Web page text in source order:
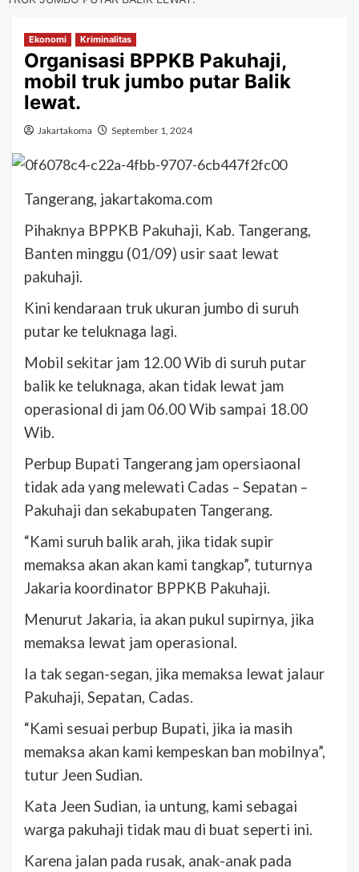
Ekonomi Kriminalitas
Organisasi BPPKB Pakuhaji,
mobil truk jumbo putar Balik
lewat.
Jakartakoma September 1, 2024
Tangerang, jakartakoma.com
Pihaknya BPPKB Pakuhaji, Kab. Tangerang,
Banten minggu (01/09) usir saat lewat
pakuhaji.
Kini kendaraan truk ukuran jumbo di suruh
putar ke teluknaga lagi.
Mobil sekitar jam 12.00 Wib di suruh putar
balik ke teluknaga, akan tidak lewat jam
operasional di jam 06.00 Wib sampai 18.00
Wib.
Perbup Bupati Tangerang jam opersiaonal
tidak ada yang melewati Cadas – Sepatan –
Pakuhaji dan sekabupaten Tangerang.
“Kami suruh balik arah, jika tidak supir
memaksa akan akan kami tangkap”, tuturnya
Jakaria koordinator BPPKB Pakuhaji.
Menurut Jakaria, ia akan pukul supirnya, jika
memaksa lewat jam operasional.
Ia tak segan-segan, jika memaksa lewat jalaur
Pakuhaji, Sepatan, Cadas.
“Kami sesuai perbup Bupati, jika ia masih
memaksa akan kami kempeskan ban mobilnya”,
tutur Jeen Sudian.
Kata Jeen Sudian, ia untung, kami sebagai
warga pakuhaji tidak mau di buat seperti ini.
Karena jalan pada rusak, anak-anak pada